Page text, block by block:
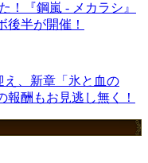
！『鋼嵐 - メカラシ』
後半が開催！
え、新章「氷と血の
酬もお見逃し無く！